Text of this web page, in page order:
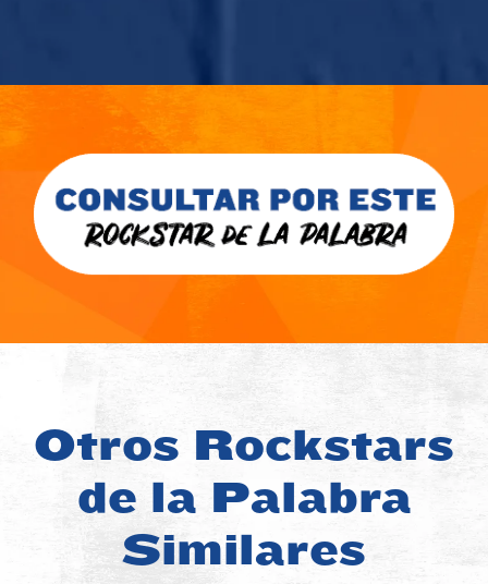
Otros Rockstars
de la Palabra
Similares